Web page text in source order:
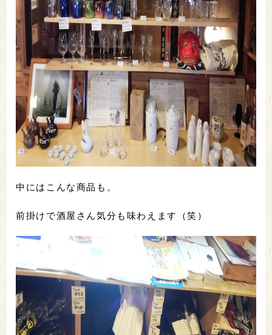
中にはこんな商品も。
前掛けで酒屋さん気分も味わえます（笑）